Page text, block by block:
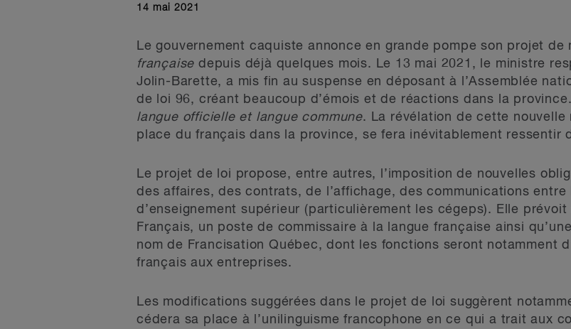
14 mai 2021
Le gouvernement caquiste annonce en grande pompe son projet de
française depuis déjà quelques mois. Le 13 mai 2021, le ministre
Jolin-Barette, a mis fin au suspense en déposant à l’Assemblée
de loi 96, créant beaucoup d’émois et de réactions dans la
langue officielle et langue commune. La révélation de cette
place du français dans la province, se fera inévitablement ressentir
Le projet de loi propose, entre autres, l’imposition de nouvelles
des affaires, des contrats, de l’affichage, des communications
d’enseignement supérieur (particulièrement les cégeps). Elle
Français, un poste de commissaire à la langue française ainsi
nom de Francisation Québec, dont les fonctions seront notamment
français aux entreprises.
Les modifications suggérées dans le projet de loi suggèrent
cédera sa place à l’unilinguisme francophone en ce qui a trait aux